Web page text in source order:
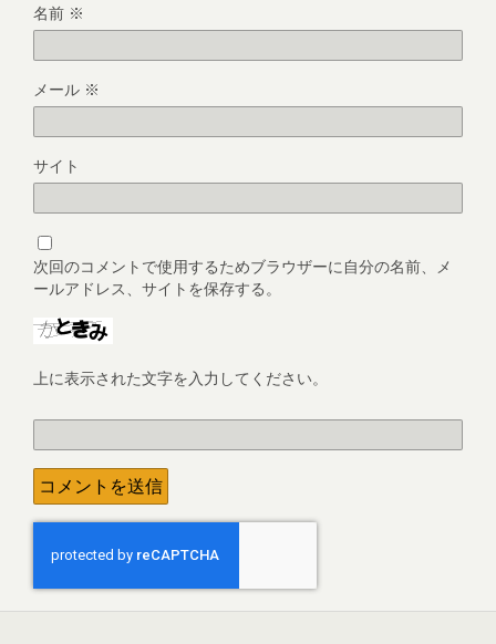
名前 ※
メール ※
サイト
次回のコメントで使用するためブラウザーに自分の名前、メ
ールアドレス、サイトを保存する。
上に表示された文字を入力してください。